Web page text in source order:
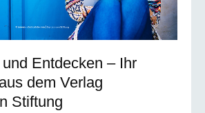
Entdecken – Ihr
dem Verlag
Stiftung